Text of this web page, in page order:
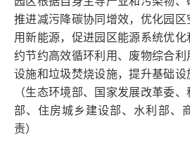
推进减污降碳协同增效，优化园
用新能源，促进园区能源系统优
约节约高效循环利用、废物综合
设施和垃圾焚烧设施，提升基础设
（生态环境部、国家发展改革委
部、住房城乡建设部、水利部、
责）